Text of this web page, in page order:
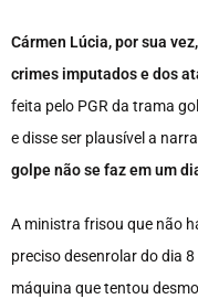
Cármen Lúcia, por sua
crimes imputados e dos
feita pelo PGR da trama
e disse ser plausível a
golpe não se faz em um
A ministra frisou que não
preciso desenrolar do dia
máquina que tentou